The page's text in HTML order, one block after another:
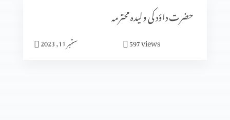
شادی کا الٰہی منصوبہ (حصہ2)
حضرت داؤد کی ولیدہ محترمہ
ستمبر 11, 2023 597views